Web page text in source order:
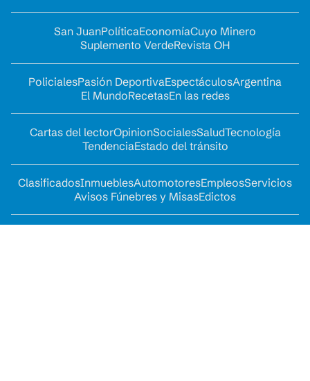
San JuanPolíticaEconomíaCuyo Minero
Suplemento VerdeRevista OH
PolicialesPasión DeportivaEspectáculosArgentina
El MundoRecetasEn las redes
Cartas del lectorOpinionSocialesSaludTecnología
TendenciaEstado del tránsito
ClasificadosInmueblesAutomotoresEmpleosServicios
Avisos Fúnebres y MisasEdictos